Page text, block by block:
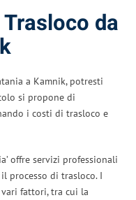
da
a Kamnik, potresti
si propone di
i costi di trasloco e
offre servizi professionali
processo di trasloco. I
fattori, tra cui la